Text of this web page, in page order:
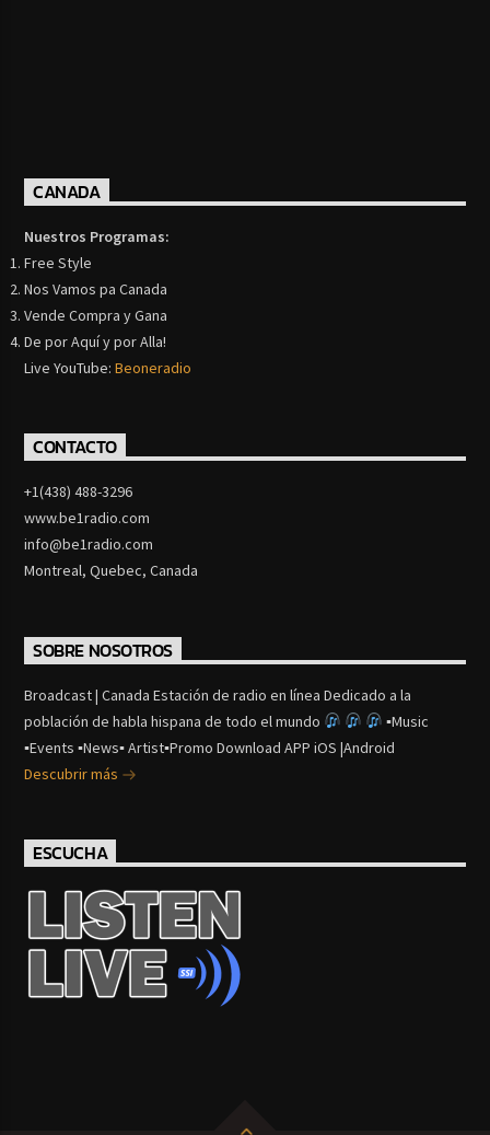
CANADA
Nuestros Programas:
Free Style
Nos Vamos pa Canada
Vende Compra y Gana
De por Aquí y por Alla!
Live YouTube:Beoneradio
CONTACTO
+1(438) 488-3296
www.be1radio.com
info@be1radio.com
Montreal, Quebec, Canada
SOBRE NOSOTROS
Broadcast | Canada Estación de radio en línea Dedicado a la
población de habla hispana de todo el mundo
▪Music
▪Events ▪News▪ Artist▪Promo Download APP iOS |Android
Descubrir más
ESCUCHA